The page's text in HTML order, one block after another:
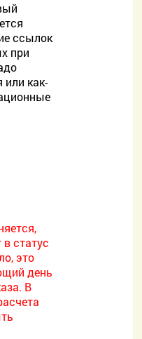
ссылок
при
или как-
в статус
это
день
В